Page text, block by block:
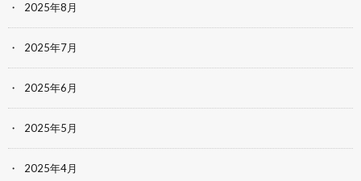
2025年8月
2025年7月
2025年6月
2025年5月
2025年4月